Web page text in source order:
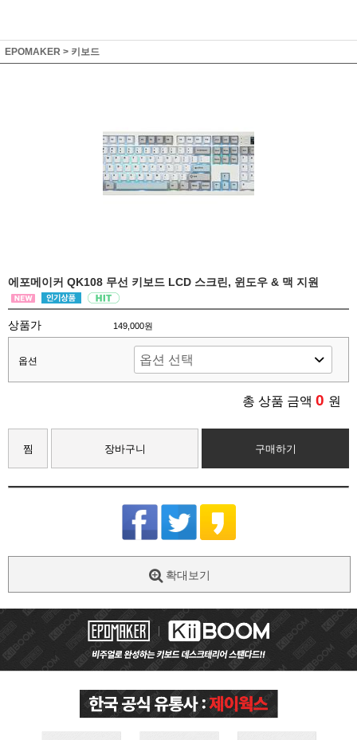
EPOMAKER > 키보드
에포메이커 QK108 무선 키보드 LCD 스크린, 윈도우 & 맥 지원
상품가 149,000원
옵션
총 상품 금액 0 원
찜 장바구니 구매하기
확대보기